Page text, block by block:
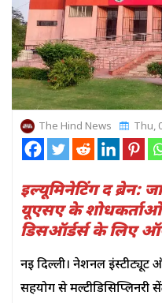
The Hind News Thu,
इल्यूमिनेटिंग द ब्रेन:
यूएसए के शोधकर्ताओं
डिसऑर्डर्स के लिए
नई दिल्ली। नेशनल
सहयोग से मल्टीडिसिप्लिनरी